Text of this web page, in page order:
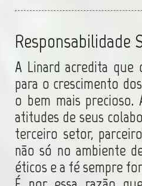
Responsabilidade
A Linard acredita
para o crescimento
o bem mais precioso.
atitudes de seus
terceiro setor,
não só no ambiente
éticos e a fé sempre